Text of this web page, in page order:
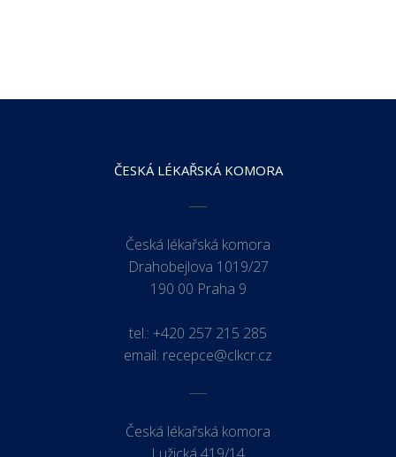
ČESKÁ LÉKAŘSKÁ KOMORA
Česká lékařská komora
Drahobejlova 1019/27
190 00 Praha 9
tel.: +420 257 215 285
email: recepce@clkcr.cz
Česká lékařská komora